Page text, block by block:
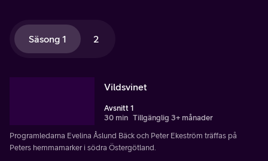
Säsong 1 2
Vildsvinet
Avsnitt 1
30 min Tillgänglig 3+ månader
Programledarna Evelina Åslund Bäck och Peter Ekeström träffas på
Peters hemmamarker i södra Östergötland.